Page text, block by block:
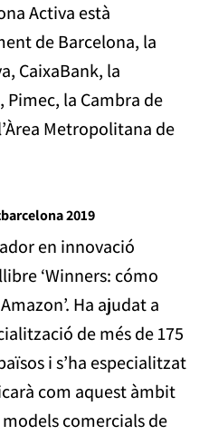
Activa està
de Barcelona, la
CaixaBank, la
la Cambra de
Metropolitana de
2019
en innovació
‘Winners: cómo
Ha ajudat a
de més de 175
i s’ha especialitzat
com aquest àmbit
comercials de